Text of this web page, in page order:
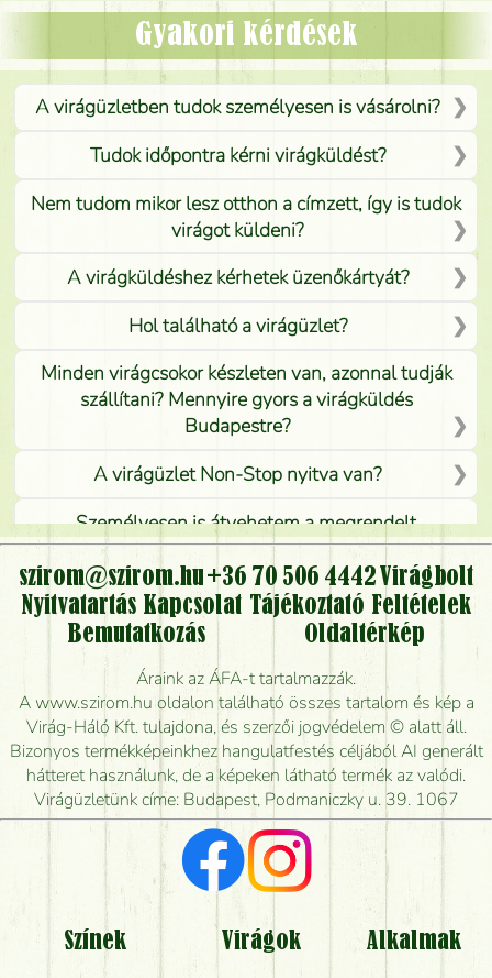
Mónika
Gyakori kérdések
A virágüzletben tudok személyesen is vásárolni?
Tudok időpontra kérni virágküldést?
Nem tudom mikor lesz otthon a címzett, így is tudok
virágot küldeni?
A virágküldéshez kérhetek üzenőkártyát?
Hol található a virágüzlet?
Minden virágcsokor készleten van, azonnal tudják
szállítani? Mennyire gyors a virágküldés
Budapestre?
A virágüzlet Non-Stop nyitva van?
Személyesen is átvehetem a megrendelt
virágcsokrot, vagy csak virágküldéssel, kiszállítással
kérhető?
Vidékre is lehet rendelni?
Meddig rendelhetek virágküldést úgy, hogy még ma
kiszállítsák?
Mennyire gyorsan tudják elkészíteni a csokrot, és
mikor tudják leghamarabb kiszállítani?
Vörös rózsát keresek, van önöknél?
Milyen visszajelzést kapok a virágküldésről?
Tényleg azt kapom, ami a képen van?
Mit kell tudni a virágcsokrok szállításáról?
szirom@szirom.hu+36 70 506 4442Virágbolt
Nyitvatartás Kapcsolat Tájékoztató Feltételek
Bemutatkozás
Oldaltérkép
Áraink az ÁFA-t tartalmazzák.
A www.szirom.hu oldalon található összes tartalom és kép a
Virág-Háló Kft. tulajdona, és szerzői jogvédelem © alatt áll.
Bizonyos termékképeinkhez hangulatfestés céljából AI generált
hátteret használunk, de a képeken látható termék az valódi.
Virágüzletünk címe: Budapest, Podmaniczky u. 39. 1067
Színek Virágok Alkalmak